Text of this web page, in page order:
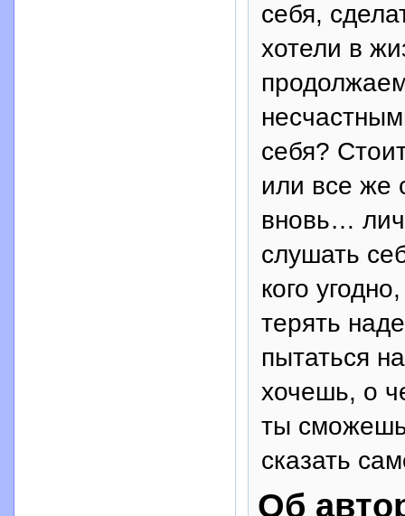
себя,
хотели в
себя?
или все же
вновь…
слушать
кого
терять
пытаться
хочешь, о
ты
сказать
Об